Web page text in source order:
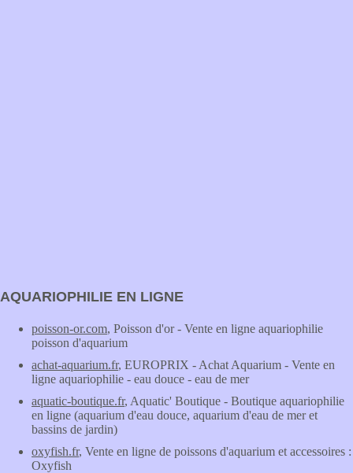
AQUARIOPHILIE EN LIGNE
poisson-or.com, Poisson d'or - Vente en ligne aquariophilie
poisson d'aquarium
achat-aquarium.fr, EUROPRIX - Achat Aquarium - Vente en
ligne aquariophilie - eau douce - eau de mer
aquatic-boutique.fr, Aquatic' Boutique - Boutique aquariophilie
en ligne (aquarium d'eau douce, aquarium d'eau de mer et
bassins de jardin)
oxyfish.fr, Vente en ligne de poissons d'aquarium et accessoires :
Oxyfish